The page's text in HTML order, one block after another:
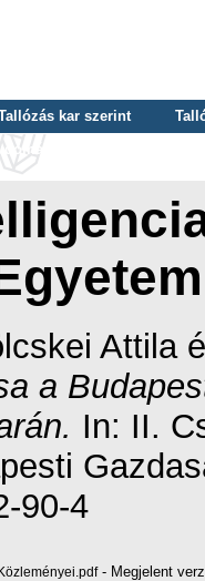
kar szerint
szerint
Attila
a
In: II.
90-4
- Megjelent